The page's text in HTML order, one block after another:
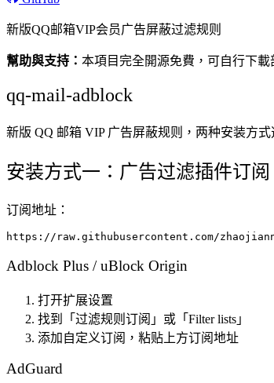
新版QQ邮箱VIP会员广告屏蔽过滤规则
幫助與支持： 本項目完全開源免費，可自行下
qq-mail-adblock
新版 QQ 邮箱 VIP 广告屏蔽规则，两种安装方式
安装方式一：广告过滤插件订阅
订阅地址：
Adblock Plus / uBlock Origin
打开扩展设置
找到「过滤规则订阅」或「Filter lists」
添加自定义订阅，粘贴上方订阅地址
AdGuard